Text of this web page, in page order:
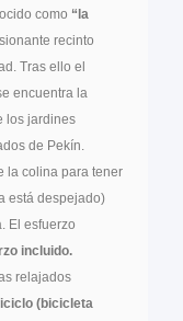
como “la
recinto
Tras ello el
encuentra la
los jardines
de Pekín.
la colina para tener
está despejado)
El esfuerzo
incluido.
relajados
(bicicleta